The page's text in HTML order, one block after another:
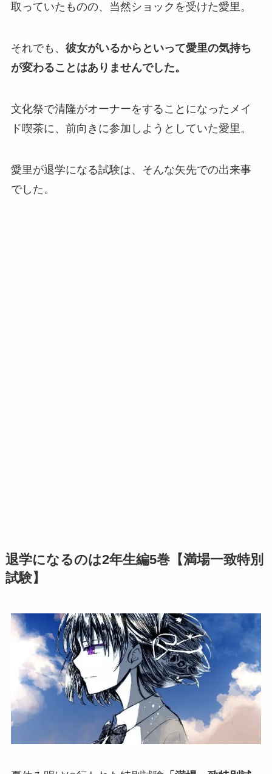
取っていたものの、当然ショックを受けた愛里。
それでも、 彼女がいるからといって愛里の気持ち
が変わることはありませんでした。
文化祭で清隆がオーナーをすることになったメイ
ド喫茶に、前向きに参加しようとしていた愛里。
愛里が退学になる試験は、そんな矢先での出来事
でした。
退学になるのは2年生編5巻【満場一致特別
試験】